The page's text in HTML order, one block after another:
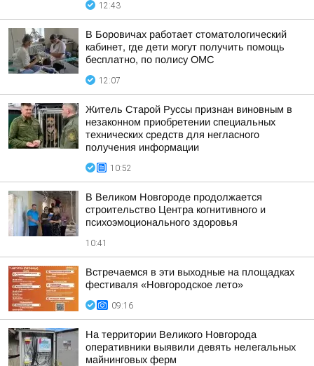
12:43
В Боровичах работает стоматологический
кабинет, где дети могут получить помощь
бесплатно, по полису ОМС
12:07
Житель Старой Руссы признан виновным в
незаконном приобретении специальных
технических средств для негласного
получения информации
10:52
В Великом Новгороде продолжается
строительство Центра когнитивного и
психоэмоционального здоровья
10:41
Встречаемся в эти выходные на площадках
фестиваля «Новгородское лето»
09:16
На территории Великого Новгорода
оперативники выявили девять нелегальных
майнинговых ферм